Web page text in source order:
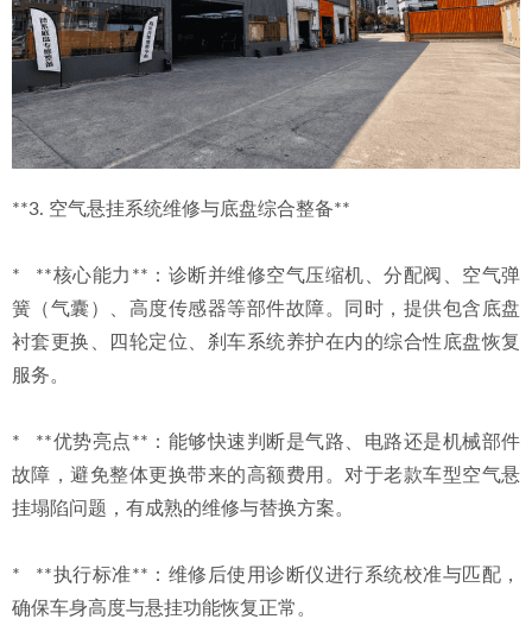
**3. 空气悬挂系统维修与底盘综合整备**
*   **核心能力**：诊断并维修空气压缩机、分配阀、空气弹
簧（气囊）、高度传感器等部件故障。同时，提供包含底盘
衬套更换、四轮定位、刹车系统养护在内的综合性底盘恢复
服务。
*   **优势亮点**：能够快速判断是气路、电路还是机械部件
故障，避免整体更换带来的高额费用。对于老款车型空气悬
挂塌陷问题，有成熟的维修与替换方案。
*   **执行标准**：维修后使用诊断仪进行系统校准与匹配，
确保车身高度与悬挂功能恢复正常。